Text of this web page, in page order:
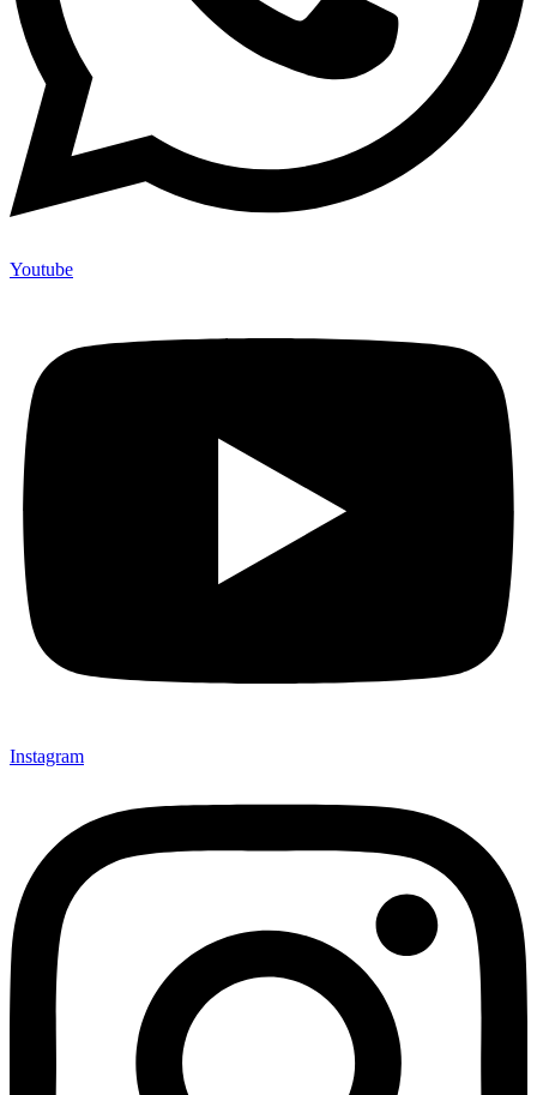
Youtube
Instagram